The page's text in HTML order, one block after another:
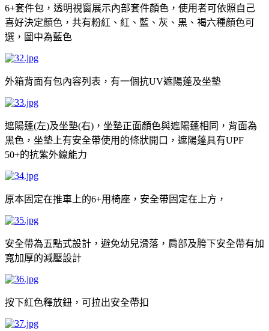
6+套件包，透明視窗展示內部套件顏色，使用者可依照自己
喜好決定顏色，共有粉紅、紅、藍、灰、黑、褐六種顏色可
選，圖中為藍色
外箱背面有包內容列表，有一個抗UV遮陽蓬及坐墊
遮陽蓬(左)及坐墊(右) ，坐墊正面顏色與遮陽蓬相同，背面為
黑色，坐墊上有安全帶使用的條狀開口，遮陽蓬具有UPF
50+的抗紫外線能力
原本固定在推車上的6+用椅座，安全帶固定在上方，
安全帶為五點式設計，避免幼兒滑落，肩部及胯下安全帶有加
寬加厚的減壓設計
按下紅色釋放鈕，可拉出安全帶扣